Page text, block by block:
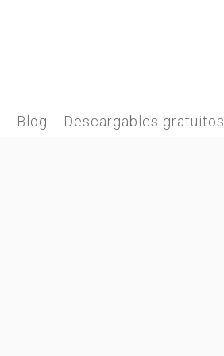
Blog Descargables gratuitos